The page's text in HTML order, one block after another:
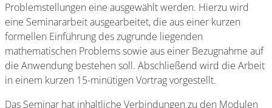
Problemstellungen eine ausgewählt werden. Hierzu wird
eine Seminararbeit ausgearbeitet, die aus einer kurzen
formellen Einführung des zugrunde liegenden
mathematischen Problems sowie aus einer Bezugnahme auf
die Anwendung bestehen soll. Abschließend wird die Arbeit
in einem kurzen 15-minütigen Vortrag vorgestellt.
Das Seminar hat inhaltliche Verbindungen zu den Modulen